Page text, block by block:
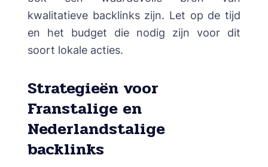
kwalitatieve backlinks zijn. Let op de tijd
en het budget die nodig zijn voor dit
soort lokale acties.
Strategieën voor
Franstalige en
Nederlandstalige
backlinks